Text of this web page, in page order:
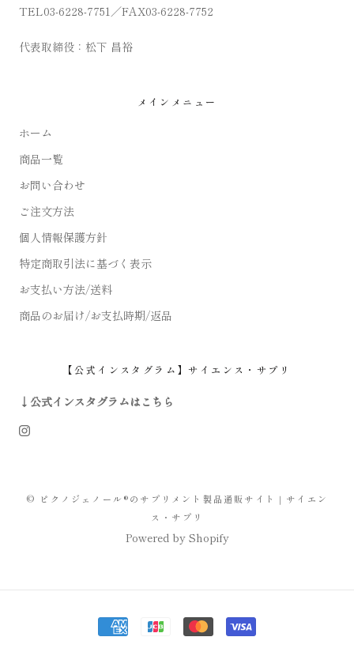
TEL03-6228-7751／FAX03-6228-7752
代表取締役：松下 昌裕
メインメニュー
ホーム
商品一覧
お問い合わせ
ご注文方法
個人情報保護方針
特定商取引法に基づく表示
お支払い方法/送料
商品のお届け/お支払時期/返品
【公式インスタグラム】サイエンス・サプリ
↓公式インスタグラムはこちら
© ピクノジェノール®のサプリメント製品通販サイト｜サイエン
ス・サプリ
Powered by Shopify